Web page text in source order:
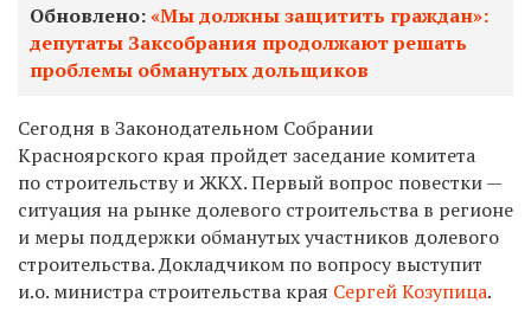
Обновлено:«Мы должны защитить граждан»:
депутаты Заксобрания продолжают решать
проблемы обманутых дольщиков
Сегодня в Законодательном Собрании
Красноярского края пройдет заседание комитета
по строительству и ЖКХ. Первый вопрос повестки —
ситуация на рынке долевого строительства в регионе
и меры поддержки обманутых участников долевого
строительства. Докладчиком по вопросу выступит
и.о. министра строительства края Сергей Козупица.